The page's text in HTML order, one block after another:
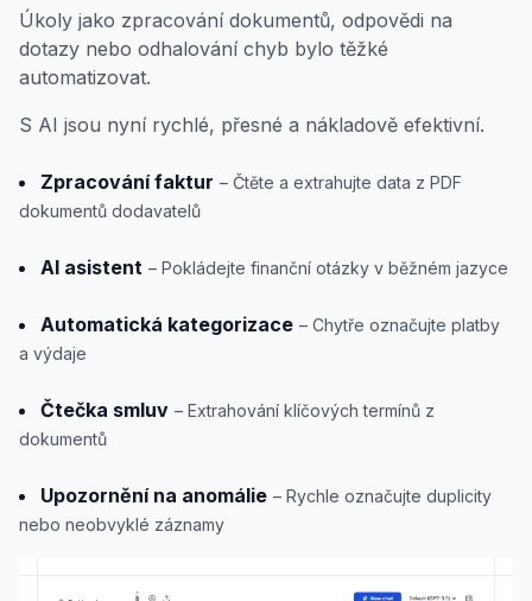
Úkoly jako zpracování dokumentů, odpovědi na
dotazy nebo odhalování chyb bylo těžké
automatizovat.
S AI jsou nyní rychlé, přesné a nákladově efektivní.
Zpracování faktur – Čtěte a extrahujte data z PDF
dokumentů dodavatelů
AI asistent – Pokládejte finanční otázky v běžném jazyce
Automatická kategorizace – Chytře označujte platby
a výdaje
Čtečka smluv – Extrahování klíčových termínů z
dokumentů
Upozornění na anomálie – Rychle označujte duplicity
nebo neobvyklé záznamy